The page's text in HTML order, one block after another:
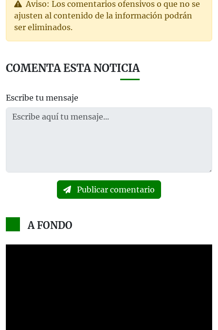
Aviso: Los comentarios ofensivos o que no se
ajusten al contenido de la información podrán
ser eliminados.
COMENTA ESTA NOTICIA
Escribe tu mensaje
Publicar comentario
A FONDO